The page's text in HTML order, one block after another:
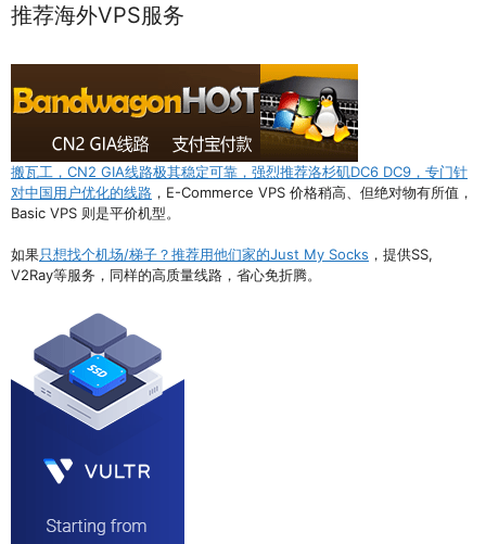
推荐海外VPS服务
搬瓦工，CN2 GIA线路极其稳定可靠，强烈推荐洛杉矶DC6 DC9，专门针
对中国用户优化的线路 ，E-Commerce VPS 价格稍高、但绝对物有所值，
Basic VPS 则是平价机型。
如果只想找个机场/梯子？推荐用他们家的Just My Socks ，提供SS,
V2Ray等服务，同样的高质量线路，省心免折腾。